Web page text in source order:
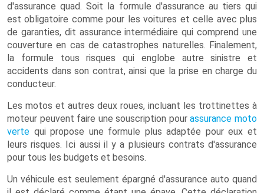
d'assurance quad. Soit la formule d'assurance au tiers qui
est obligatoire comme pour les voitures et celle avec plus
de garanties, dit assurance intermédiaire qui comprend une
couverture en cas de catastrophes naturelles. Finalement,
la formule tous risques qui englobe autre sinistre et
accidents dans son contrat, ainsi que la prise en charge du
conducteur.
Les motos et autres deux roues, incluant les trottinettes à
moteur peuvent faire une souscription pourassurance moto
verte qui propose une formule plus adaptée pour eux et
leurs risques. Ici aussi il y a plusieurs contrats d'assurance
pour tous les budgets et besoins.
Un véhicule est seulement épargné d'assurance auto quand